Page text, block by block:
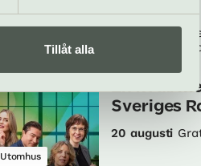
Tillåt alla
Konsert
Parkteatern –
Kulturhuset
Utomhus
En kväll
Sveriges
20 augusti